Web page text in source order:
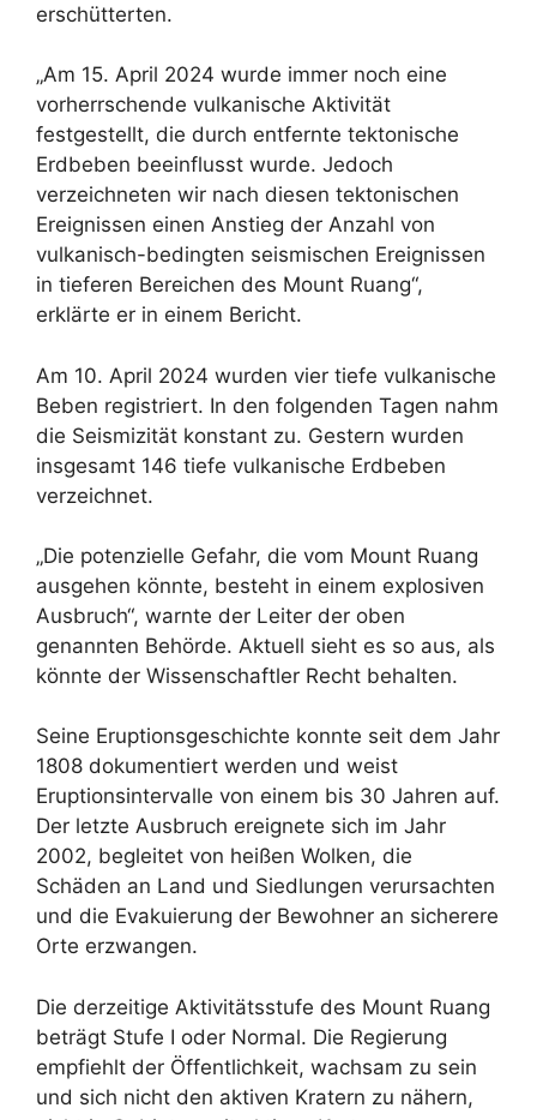
erschütterten.
„Am 15. April 2024 wurde immer noch eine
vorherrschende vulkanische Aktivität
festgestellt, die durch entfernte tektonische
Erdbeben beeinflusst wurde. Jedoch
verzeichneten wir nach diesen tektonischen
Ereignissen einen Anstieg der Anzahl von
vulkanisch-bedingten seismischen Ereignissen
in tieferen Bereichen des Mount Ruang“,
erklärte er in einem Bericht.
Am 10. April 2024 wurden vier tiefe vulkanische
Beben registriert. In den folgenden Tagen nahm
die Seismizität konstant zu. Gestern wurden
insgesamt 146 tiefe vulkanische Erdbeben
verzeichnet.
„Die potenzielle Gefahr, die vom Mount Ruang
ausgehen könnte, besteht in einem explosiven
Ausbruch“, warnte der Leiter der oben
genannten Behörde. Aktuell sieht es so aus, als
könnte der Wissenschaftler Recht behalten.
Seine Eruptionsgeschichte konnte seit dem Jahr
1808 dokumentiert werden und weist
Eruptionsintervalle von einem bis 30 Jahren auf.
Der letzte Ausbruch ereignete sich im Jahr
2002, begleitet von heißen Wolken, die
Schäden an Land und Siedlungen verursachten
und die Evakuierung der Bewohner an sicherere
Orte erzwangen.
Die derzeitige Aktivitätsstufe des Mount Ruang
beträgt Stufe I oder Normal. Die Regierung
empfiehlt der Öffentlichkeit, wachsam zu sein
und sich nicht den aktiven Kratern zu nähern,